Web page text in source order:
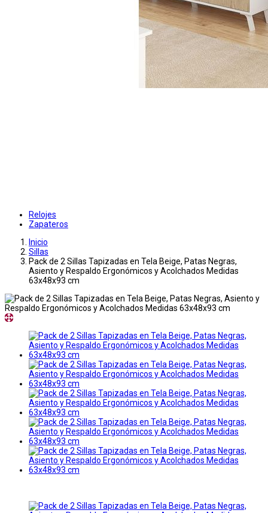
Relojes
Zapateros
Inicio
Sillas
Pack de 2 Sillas Tapizadas en Tela Beige, Patas Negras,
Asiento y Respaldo Ergonómicos y Acolchados Medidas
63x48x93 cm